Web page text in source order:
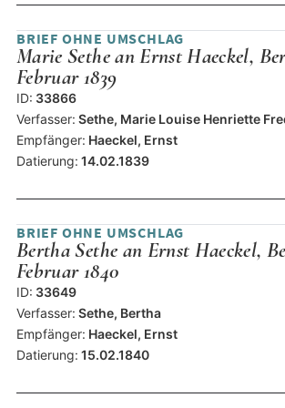
BRIEF OHNE UMSCHLAG
Marie Sethe an Ernst Haeckel,
Februar 1839
ID: 33866
Verfasser: Sethe, Marie Louise Henriette
Empfänger: Haeckel, Ernst
Datierung: 14.02.1839
BRIEF OHNE UMSCHLAG
Bertha Sethe an Ernst Haeckel,
Februar 1840
ID: 33649
Verfasser: Sethe, Bertha
Empfänger: Haeckel, Ernst
Datierung: 15.02.1840